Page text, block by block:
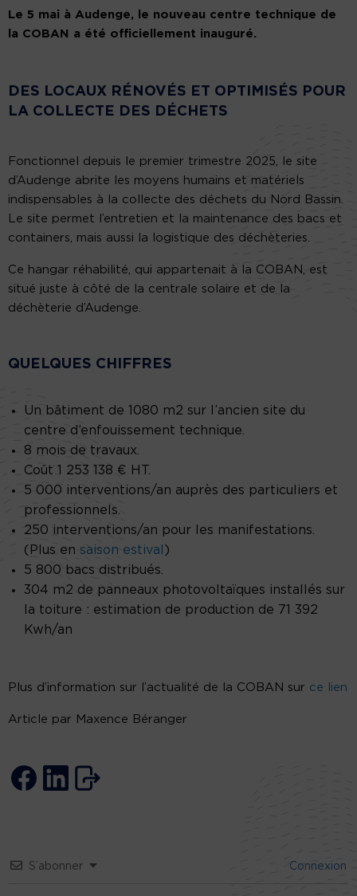
Le 5 mai à Audenge, le nouveau centre technique de
la COBAN a été officiellement inauguré.
DES LOCAUX RÉNOVÉS ET OPTIMISÉS POUR
LA COLLECTE DES DÉCHETS
Fonctionnel depuis le premier trimestre 2025, le site
d’Audenge abrite les moyens humains et matériels
indispensables à la collecte des déchets du Nord Bassin.
Le site permet l’entretien et la maintenance des bacs et
containers, mais aussi la logistique des déchèteries.
Ce hangar réhabilité, qui appartenait à la COBAN, est
situé juste à côté de la centrale solaire et de la
déchèterie d’Audenge.
QUELQUES CHIFFRES
Un bâtiment de 1080 m2 sur l’ancien site du
centre d’enfouissement technique.
8 mois de travaux.
Coût 1 253 138 € HT.
5 000 interventions/an auprès des particuliers et
professionnels.
250 interventions/an pour les manifestations.
(Plus en saison estival )
5 800 bacs distribués.
304 m2 de panneaux photovoltaïques installés sur
la toiture : estimation de production de 71 392
Kwh/an
Plus d’information sur l’actualité de la COBAN sur ce lien
Article par Maxence Béranger
S’abonner Connexion